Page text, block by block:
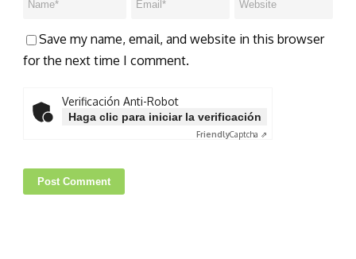
Save my name, email, and website in this browser
for the next time I comment.
Verificación Anti-Robot
Haga clic para iniciar la verificación
FriendlyCaptcha ⇗